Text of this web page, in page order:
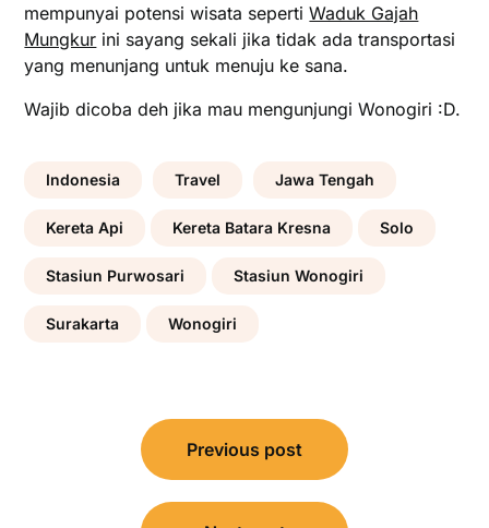
mempunyai potensi wisata sepertiWaduk Gajah
Mungkur ini sayang sekali jika tidak ada transportasi
yang menunjang untuk menuju ke sana.
Wajib dicoba deh jika mau mengunjungi Wonogiri :D.
Indonesia Travel Jawa Tengah
Kereta Api Kereta Batara Kresna Solo
Stasiun Purwosari Stasiun Wonogiri
Surakarta Wonogiri
navigation
Previous post